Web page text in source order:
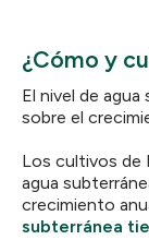
¿Cómo y
El nivel de
sobre el
Los cultivos de
agua
crecimiento
subterránea